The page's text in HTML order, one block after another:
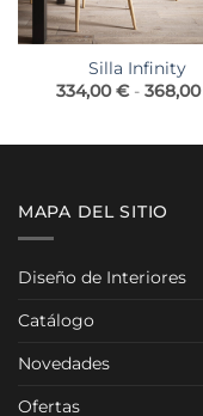
Silla Infinity
334,00€ - 368,00
MAPA DEL SITIO
Diseño de Interiores
Catálogo
Novedades
Ofertas